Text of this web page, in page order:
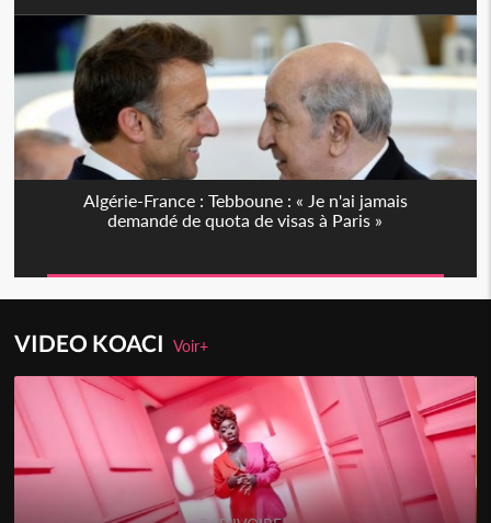
Algérie-France : Tebboune : « Je n'ai jamais
demandé de quota de visas à Paris »
VIDEO KOACIVoir+